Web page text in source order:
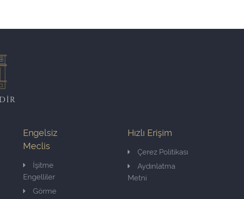
Engelsiz
Meclis
İşitme
Engelliler
Görme
Hızlı Erişim
Çerez Politikası
Aydınlatma
Metni